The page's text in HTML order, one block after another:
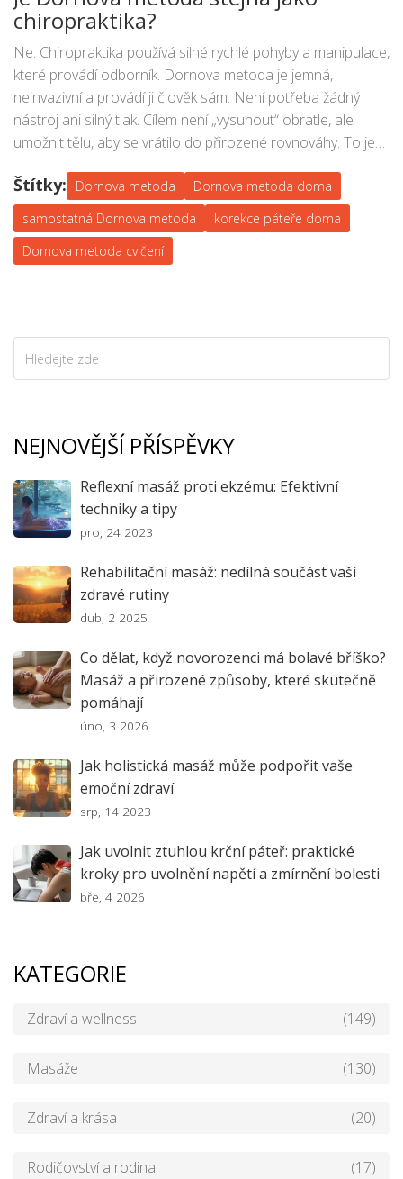
často uvolní i krk.
chiropraktika?
Ne. Chiropraktika používá silné rychlé pohyby a manipulace,
které provádí odborník. Dornova metoda je jemná,
neinvazivní a provádí ji člověk sám. Není potřeba žádný
nástroj ani silný tlak. Cílem není „vysunout“ obratle, ale
umožnit tělu, aby se vrátilo do přirozené rovnováhy. To je
Štítky: Dornova metoda
Dornova metoda doma
samostatná Dornova metoda
korekce páteře doma
Dornova metoda cvičení
NEJNOVĚJŠÍ PŘÍSPĚVKY
Reflexní masáž proti ekzému: Efektivní
techniky a tipy
pro, 24 2023
Rehabilitační masáž: nedílná součást vaší
zdravé rutiny
dub, 2 2025
Co dělat, když novorozenci má bolavé bříško?
Masáž a přirozené způsoby, které skutečně
pomáhají
úno, 3 2026
Jak holistická masáž může podpořit vaše
emoční zdraví
srp, 14 2023
Jak uvolnit ztuhlou krční páteř: praktické
kroky pro uvolnění napětí a zmírnění bolesti
bře, 4 2026
KATEGORIE
Zdraví a wellness (149)
Masáže (130)
Zdraví a krása (20)
Rodičovství a rodina (17)